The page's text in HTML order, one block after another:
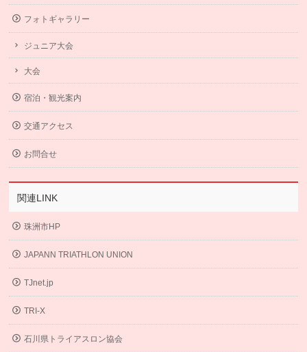
フォトギャラリー
ジュニア大会
大会
宿泊・観光案内
交通アクセス
お問合せ
関連LINK
珠洲市HP
JAPANN TRIATHLON UNION
TJnet.jp
TRI-X
石川県トライアスロン協会